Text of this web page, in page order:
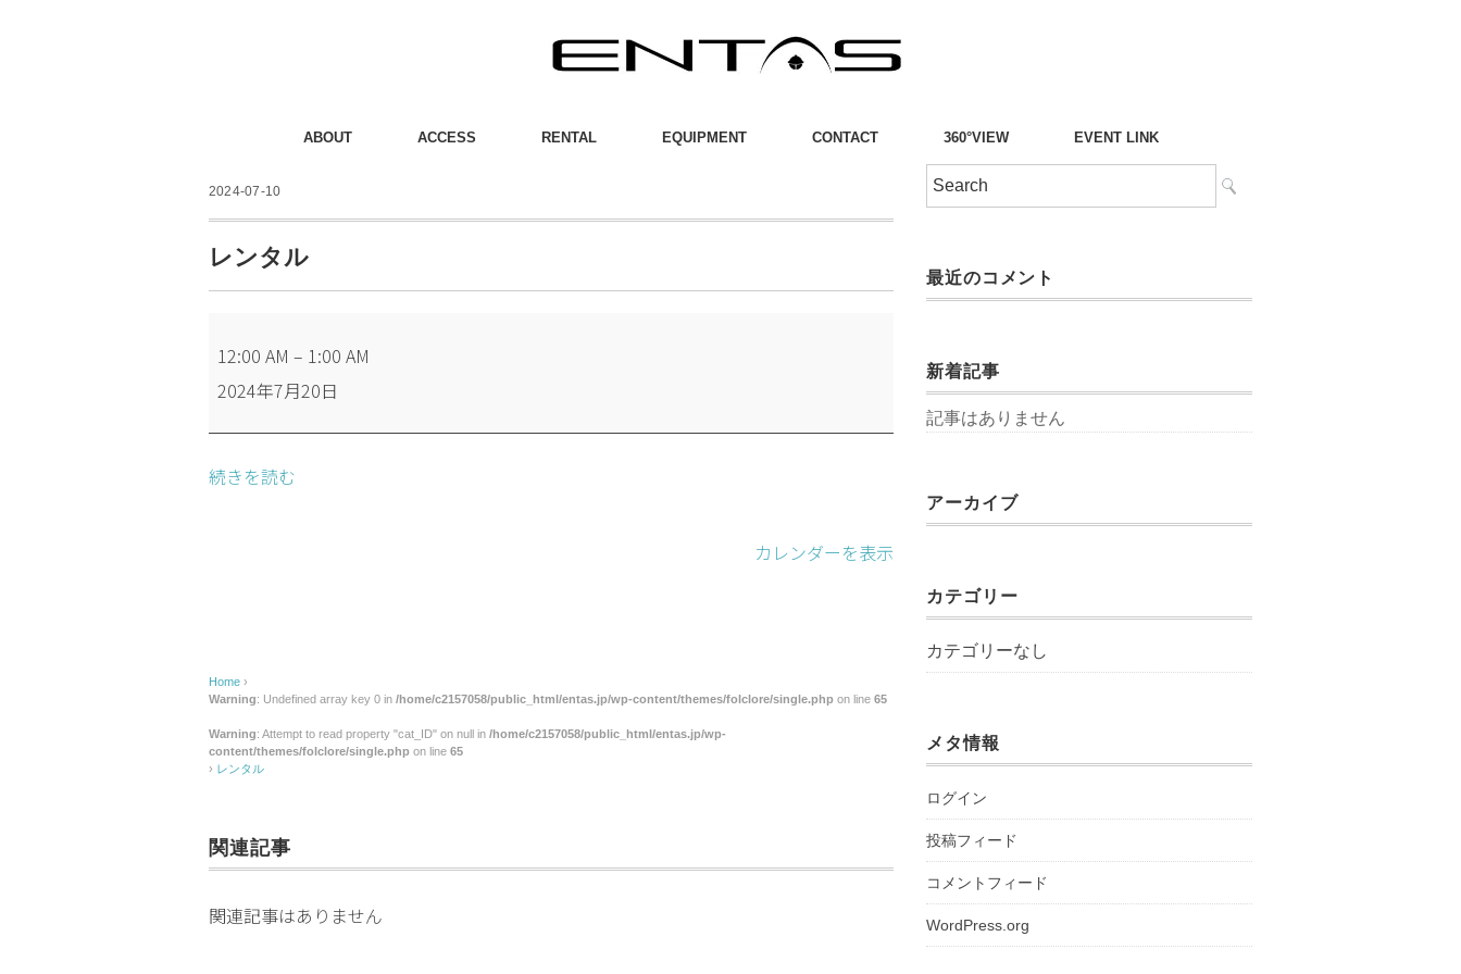
ABOUT ACCESS RENTAL EQUIPMENT CONTACT 360°VIEW EVENT LINK
2024-07-10
レンタル
ン
タ
12:00 AM – 1:00 AM
2024年7月20日
続きを読む
カレンダーを表示
Home ›
Warning: Undefined array key 0 in /home/c2157058/public_html/entas.jp/wp-content/themes/folclore/single.php on line 65
Warning: Attempt to read property "cat_ID" on null in /home/c2157058/public_html/entas.jp/wp-
content/themes/folclore/single.php on line 65
› レンタル
関連記事
関連記事はありません
最近のコメント
新着記事
記事はありません
アーカイブ
カテゴリー
カテゴリーなし
メタ情報
ログイン
投稿フィード
コメントフィード
WordPress.org